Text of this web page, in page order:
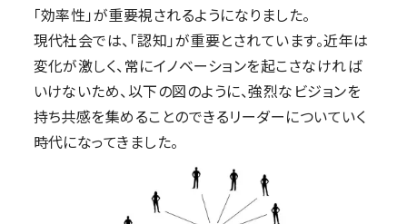
「効率性」が重要視されるようになりました。
現代社会では、「認知」が重要とされています。近年は
変化が激しく、常にイノベーションを起こさなければ
いけないため、以下の図のように、強烈なビジョンを
持ち共感を集めることのできるリーダーについていく
時代になってきました。